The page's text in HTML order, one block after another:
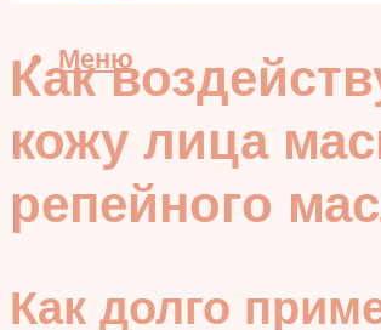
Меню
Как
кожу лица
репейного
Как долго